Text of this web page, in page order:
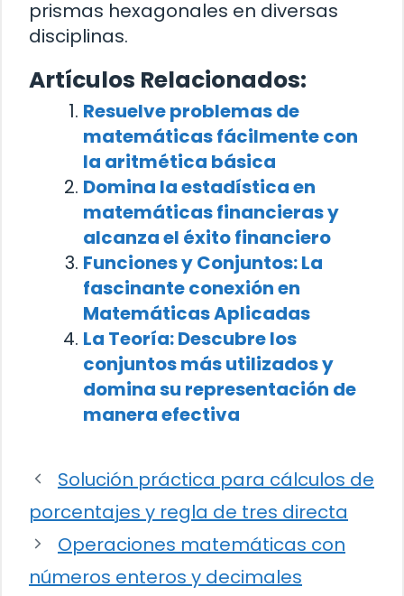
prismas hexagonales en diversas
disciplinas.
Artículos Relacionados:
Resuelve problemas de
matemáticas fácilmente con
la aritmética básica
Domina la estadística en
matemáticas financieras y
alcanza el éxito financiero
Funciones y Conjuntos: La
fascinante conexión en
Matemáticas Aplicadas
La Teoría: Descubre los
conjuntos más utilizados y
domina su representación de
manera efectiva
Solución práctica para cálculos de
porcentajes y regla de tres directa
Operaciones matemáticas con
números enteros y decimales